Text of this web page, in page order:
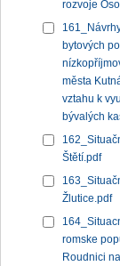
rozvoje
bytových
města
vztahu k
bývalých
Štětí.pdf
Žlutice.pdf
romske
Roudnici